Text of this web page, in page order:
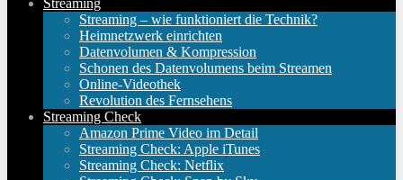
Streaming
Streaming – wie funktioniert die Technik?
Heimnetzwerk einrichten
Datenvolumen & Kompression
Schonen des Datenvolumens beim Streamen
Online-Videothek
Revolution des Fernsehens
Streaming Check
Amazon Prime Video im Detail
Streaming Check: Apple iTunes
Streaming Check: Netflix